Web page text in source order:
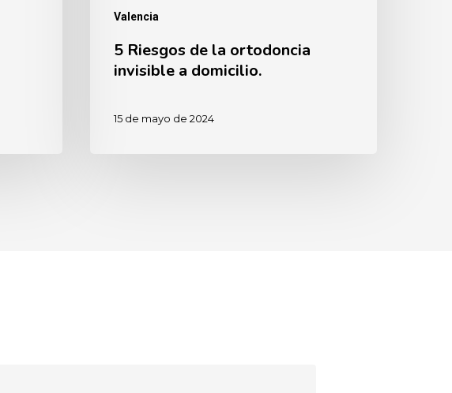
Valencia
5 Riesgos de la ortodoncia
invisible a domicilio.
15 de mayo de 2024